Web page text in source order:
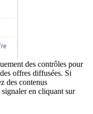
des contrôles pour
offres diffusées. Si
des contenus
en cliquant sur